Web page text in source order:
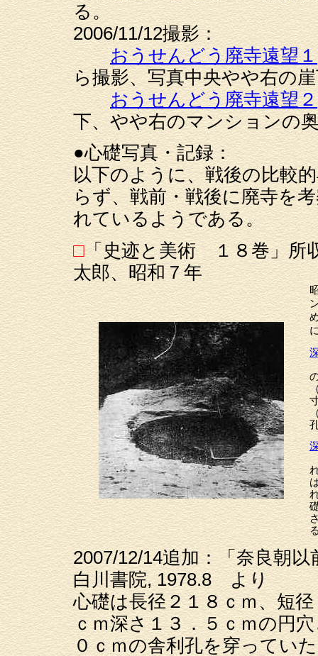
る。
2006/11/12撮影：
おうせんどう廃寺遠望１
ら撮影、写真中央やや右の
おうせんどう廃寺遠望２
下、やや右のマンションの
●心礎写真・記録：
以下のように、戦後の比較
らず、戦前・戦後に廃寺を
れているようである。
□「史迹と美術 １８巻」所
太郎、昭和７年
2007/12/14追加：「奈良朝
白川書院, 1978.8 より
心礎は長径２１８ｃｍ、短
ｃｍ深さ１３．５ｃｍの円
０ｃｍの舎利孔を穿ってい